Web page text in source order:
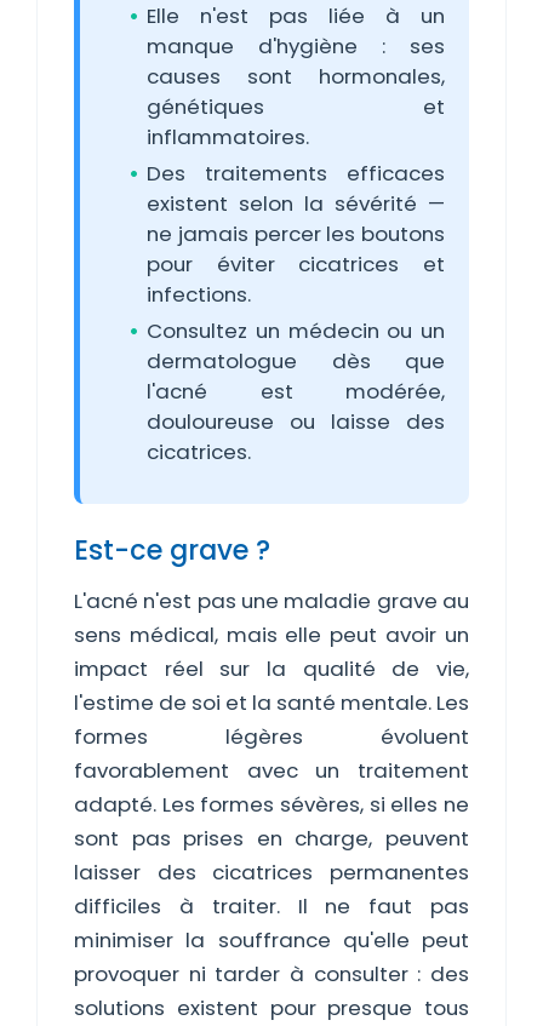
Elle n'est pas liée à un
manque d'hygiène : ses
causes sont hormonales,
génétiques et
inflammatoires.
Des traitements efficaces
existent selon la sévérité —
ne jamais percer les boutons
pour éviter cicatrices et
infections.
Consultez un médecin ou un
dermatologue dès que
l'acné est modérée,
douloureuse ou laisse des
cicatrices.
Est-ce grave ?
L'acné n'est pas une maladie grave au
sens médical, mais elle peut avoir un
impact réel sur la qualité de vie,
l'estime de soi et la santé mentale. Les
formes légères évoluent
favorablement avec un traitement
adapté. Les formes sévères, si elles ne
sont pas prises en charge, peuvent
laisser des cicatrices permanentes
difficiles à traiter. Il ne faut pas
minimiser la souffrance qu'elle peut
provoquer ni tarder à consulter : des
solutions existent pour presque tous